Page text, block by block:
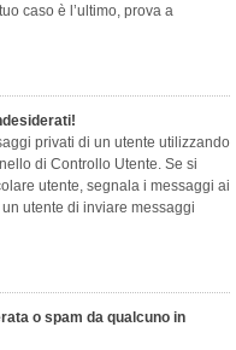
caso è l’ultimo, prova a
privati ​​di un utente utilizzando
di Controllo Utente. Se si
utente, segnala i messaggi ai
utente di inviare messaggi
o spam da qualcuno in